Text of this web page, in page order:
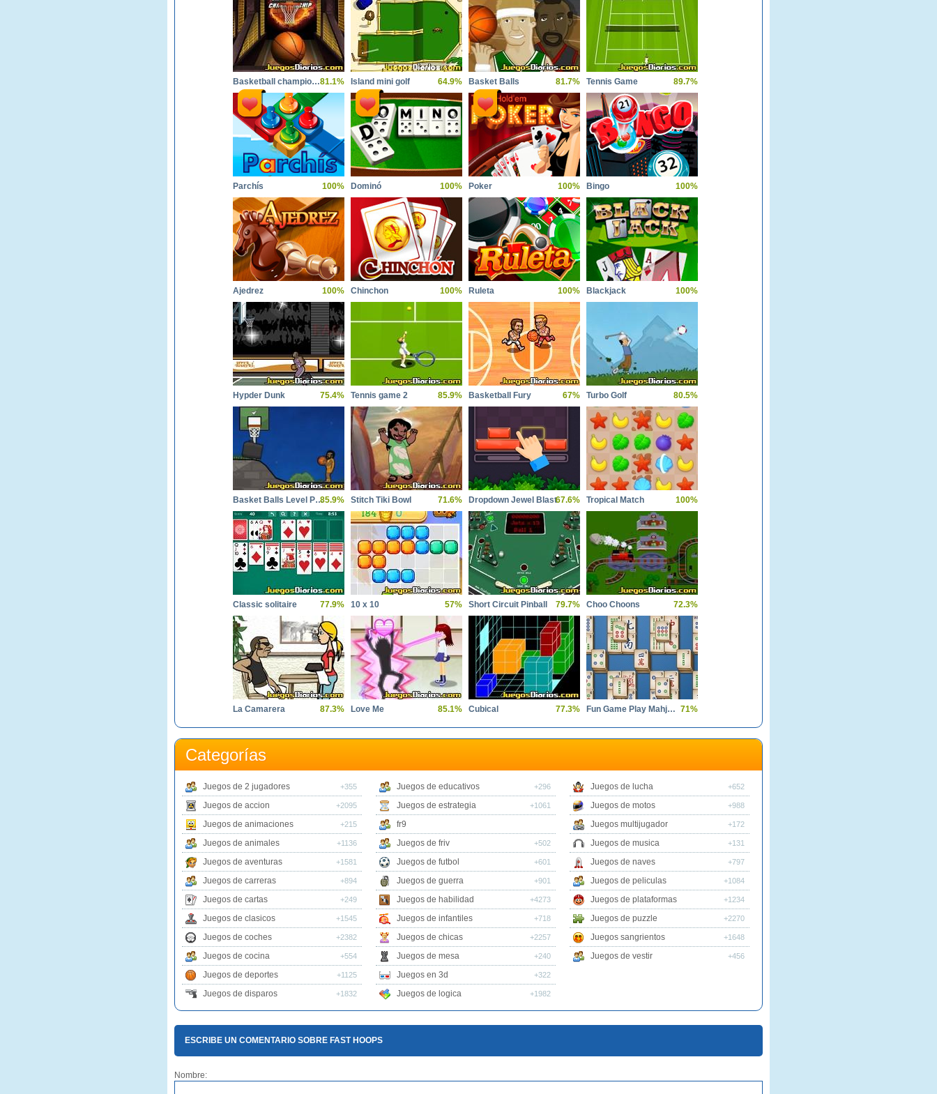
Basketball championship81.1% Island mini golf 64.9% Basket Balls 81.7% Tennis Game 89.7%
Parchís 100% Dominó 100% Poker 100% Bingo 100%
Ajedrez 100% Chinchon 100% Ruleta 100% Blackjack 100%
Hypder Dunk 75.4% Tennis game 2 85.9% Basketball Fury 67% Turbo Golf 80.5%
Basket Balls Level Pack85.9% Stitch Tiki Bowl 71.6% Dropdown Jewel Blast67.6% Tropical Match 100%
Classic solitaire 77.9% 10 x 10 57% Short Circuit Pinball 79.7% Choo Choons 72.3%
La Camarera 87.3% Love Me 85.1% Cubical 77.3% Fun Game Play Mahjong 71%
Categorías
Juegos de 2 jugadores +355
Juegos de accion +2095
Juegos de animaciones +215
Juegos de animales +1136
Juegos de aventuras +1581
Juegos de carreras +894
Juegos de cartas +249
Juegos de clasicos +1545
Juegos de coches +2382
Juegos de cocina +554
Juegos de deportes +1125
Juegos de disparos +1832
Juegos de educativos +296
Juegos de estrategia +1061
fr9
Juegos de friv
+502
Juegos de futbol +601
Juegos de guerra +901
Juegos de habilidad +4273
Juegos de infantiles +718
Juegos de chicas +2257
Juegos de mesa +240
Juegos en 3d +322
Juegos de logica +1982
Juegos de lucha +652
Juegos de motos +988
Juegos multijugador +172
Juegos de musica +131
Juegos de naves +797
Juegos de peliculas +1084
Juegos de plataformas +1234
Juegos de puzzle +2270
Juegos sangrientos +1648
Juegos de vestir +456
ESCRIBE UN COMENTARIO SOBRE FAST HOOPS
Nombre: